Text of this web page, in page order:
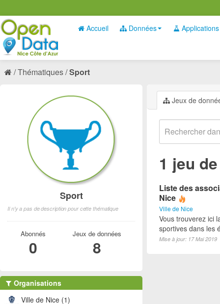
Accueil Données Applications
Thématiques Sport
Jeux de
1 jeu
Liste des
Nice
Ville de Nice
Vous trouverez ici
sportives dans les
Mise à jour: 17 Mai 2019
Sport
Il n'y a pas de description pour cette thématique
Abonnés
0
Jeux de données
8
Organisations
Ville de Nice (1)